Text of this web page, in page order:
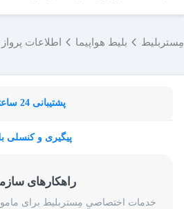
مِستربلیط بلیط هواپیما اطلاعات
پشتیبانی 24 ساعته
پیگیری و کنسلی
راهکارهای
خدمات اختصاصیِ مِستربلیط برای